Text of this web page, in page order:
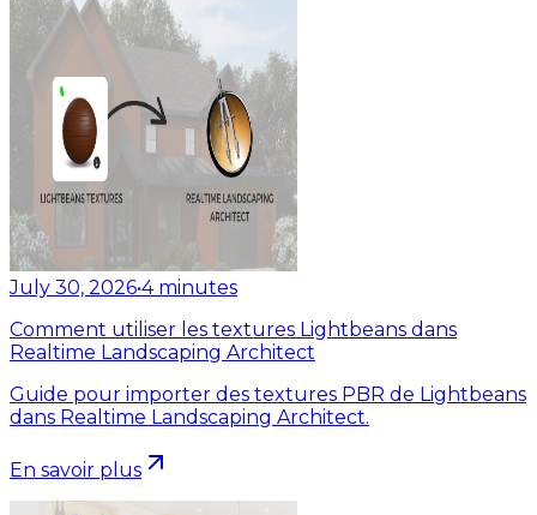
July 30, 2026•4 minutes
Comment utiliser les textures Lightbeans dans
Realtime Landscaping Architect
Guide pour importer des textures PBR de Lightbeans
dans Realtime Landscaping Architect.
En savoir plus